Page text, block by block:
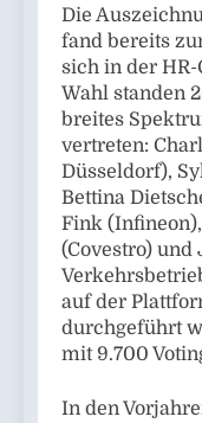
Die
fand bereits
sich in der
Wahl standen
breites
vertreten:
Düsseldorf),
Bettina
Fink
(Covestro)
auf der
durchgeführt
mit 9.700
In den